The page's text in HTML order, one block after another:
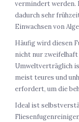
vermindert werden.
dadurch sehr
Einwachsen von
Häufig wird diesen
nicht nur
Umweltverträglich
meist teures und
erfordert, um die
Ideal ist